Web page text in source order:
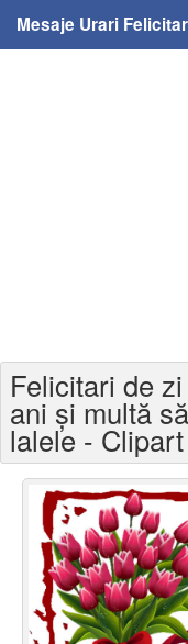
Mesaje Urari
Felicitari varsta
Felicitari zilele anului
Felicitari zile
Felicitari muzicale
Felicitari muzicale
Felicitari de
ani și multă
lalele - Clipart